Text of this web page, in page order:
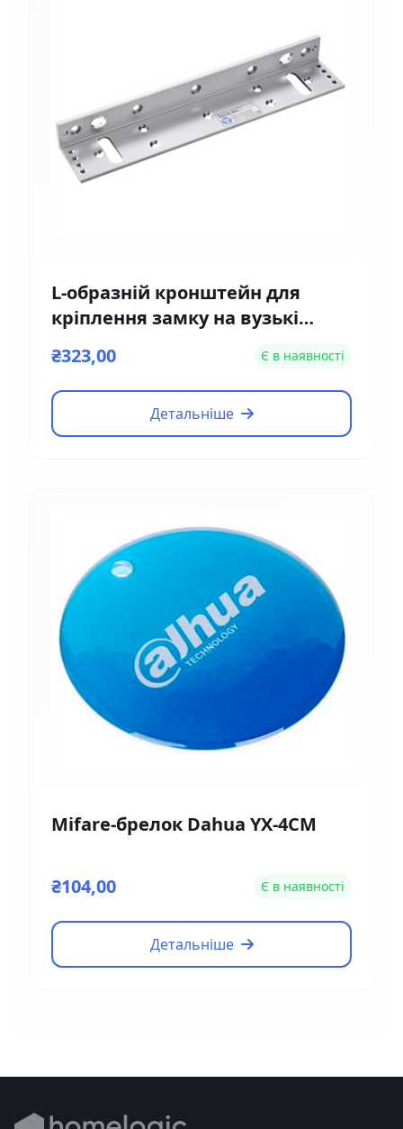
L-образній кронштейн для
кріплення замку на вузькі
₴323,00 Є в наявності
Детальніше
Mifare-брелок Dahua YX-4CM
₴104,00 Є в наявності
Детальніше